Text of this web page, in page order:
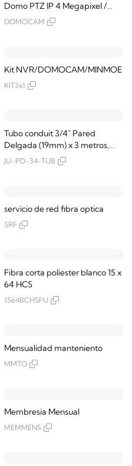
Domo PTZ IP 4 Megapixel /
32X Zoom / 200 mts IR /
ACUSENSE (Evita Falsas
Autoseguimiento 2.0 / Hi-PoE /
DARKFIGHTER / Rapid Focus /
MicroSD
DOMOCAM
Kit NVR/DOMOCAM/MINMOE
KIT3x1
Tubo conduit 3/4" Pared
Delgada (19mm) x 3 metros,
galvanizado etiqueta verde,
JU-PD-34-TUB
servicio de red fibra optica
SRF
Fibra corta poliester blanco 15 x
64 HCS
1564BCHSFU
Mensualidad manteniento
MMTO
Membresia Mensual
MEMMENS